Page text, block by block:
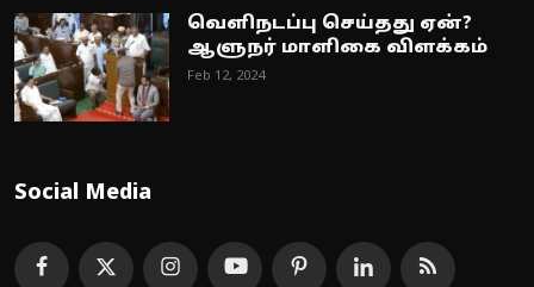
வெளிநடப்பு செய்தது ஏன்?
ஆளுநர் மாளிகை விளக்கம்
Feb 12, 2024
Social Media